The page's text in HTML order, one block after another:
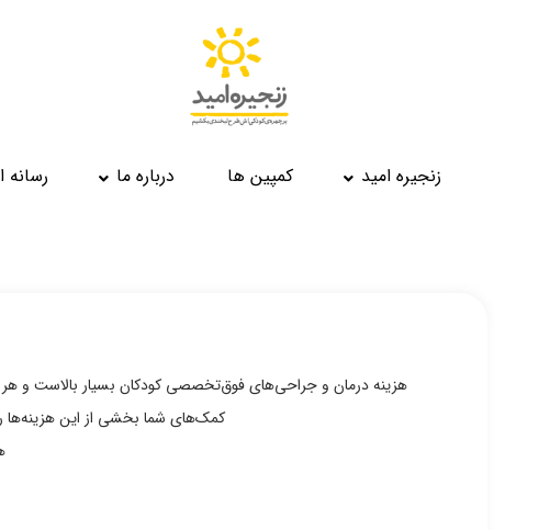
زنجیره امید کمپین ها درباره ما رسانه
هزینه درمان و جراحی‌های فوق‌تخصصی کودکان بسیار بالاست و
کمک‌های شما بخشی از این هزینه‌ها